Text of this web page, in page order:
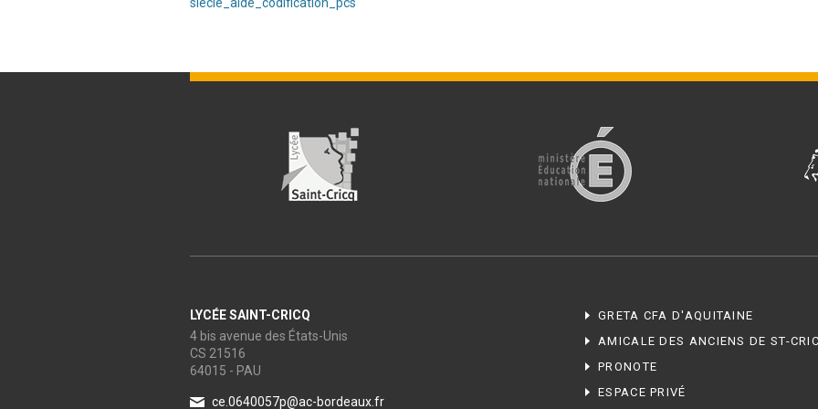
LYCÉE SAINT-CRICQ
4 bis avenue des États-Unis
CS 21516
64015 - PAU
ce.0640057p@ac-bordeaux.fr
GRETA CFA D'AQUITAINE
AMICALE DES ANCIENS DE ST-
PRONOTE
ESPACE PRIVÉ